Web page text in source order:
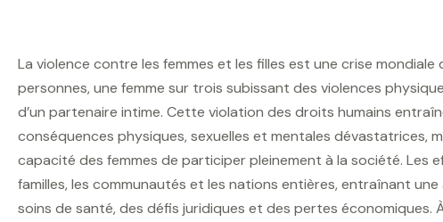
La violence contre les femmes et les filles est une crise mondiale
personnes, une femme sur trois subissant des violences
d’un partenaire intime. Cette violation des droits humains
conséquences physiques, sexuelles et mentales dévastatrices,
capacité des femmes de participer pleinement à la société. Les
familles, les communautés et les nations entières, entraînant
soins de santé, des défis juridiques et des pertes économiques.